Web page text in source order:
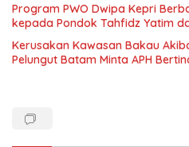
Program PWO Dwipa Kepri
kepada Pondok Tahfidz Yatim
Kerusakan Kawasan Bakau
Pelungut Batam Minta APH